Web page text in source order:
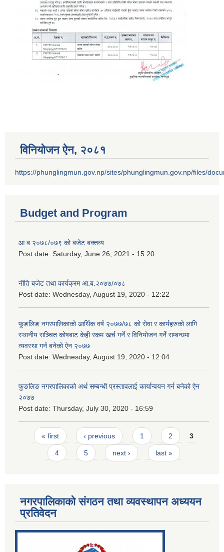
विनियोजन ऐन‚ २०८१
https://phunglingmun.gov.np/sites/phunglingmun.gov.np/files/
Budget and Program
आ.ब.२०७८/०७९ को बजेट बक्तव्य
Post date: Saturday, June 26, 2021 - 15:20
नीति बजेट तथा कार्यक्रम आ.ब.२०७७/०७८
Post date: Wednesday, August 19, 2020 - 12:22
फूङलिङ नगरपालिकाको आर्थिक वर्ष २०७७/७८ को सेवा र कार्यहरुको लागि
स्थानीय सञ्चित कोषबाट केही रकम खर्च गर्ने र विनियोजन गर्ने सम्बन्धमा
व्यवस्था गर्न बनेको ऐन २०७७
Post date: Wednesday, August 19, 2020 - 12:04
फुङलिङ नगरपालिकाको अर्थ सम्बन्धी प्रस्तावलाई कार्यान्वयन गर्न बनेको ऐन
२०७७
Post date: Thursday, July 30, 2020 - 16:59
Pages
« first ‹ previous 1 2 3
4 5 next › last »
नगरपालिकाको संगठन तथा व्यवस्थापन अध्ययन
प्रतिवेदन